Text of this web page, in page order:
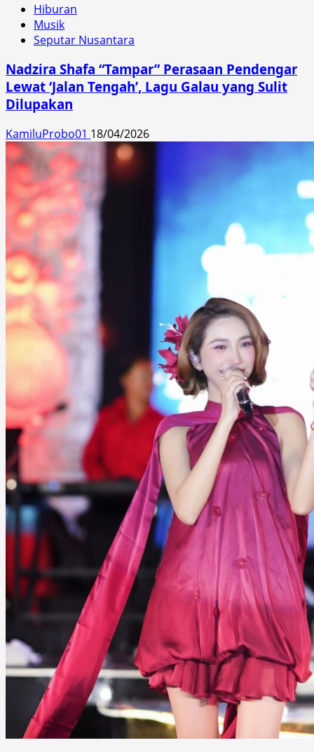
Hiburan
Musik
Seputar Nusantara
Nadzira Shafa “Tampar” Perasaan Pendengar
Lewat ‘Jalan Tengah’, Lagu Galau yang Sulit
Dilupakan
KamiluProbo01 18/04/2026